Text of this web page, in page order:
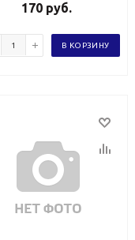
170 руб.
В КОРЗИНУ